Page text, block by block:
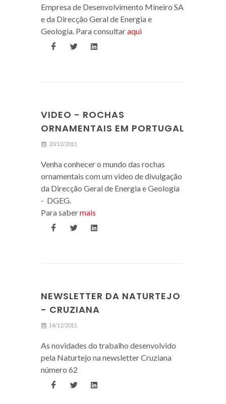
Empresa de Desenvolvimento Mineiro SA
e da Direcção Geral de Energia e
Geologia. Para consultaraqui
VIDEO - ROCHAS
ORNAMENTAIS EM PORTUGAL
20/12/2011
Venha conhecer o mundo das rochas
ornamentais com um video de divulgação
da Direcção Geral de Energia e Geologia
- DGEG.
Para sabermais
NEWSLETTER DA NATURTEJO
- CRUZIANA
14/12/2011
As novidades do trabalho desenvolvido
pela Naturtejo na newsletter Cruziana
número 62